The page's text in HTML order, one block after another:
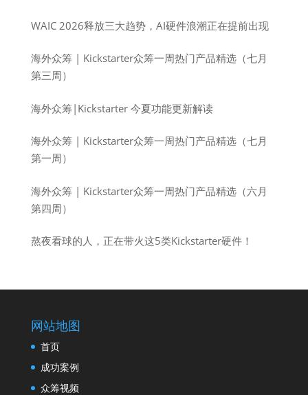
WAIC 2026释放三大趋势，AI硬件浪潮正在提前出现
海外众筹 | Kickstarter众筹一周热门产品精选（七月
第三周）
海外众筹|Kickstarter 今夏功能更新解读
海外众筹 | Kickstarter众筹一周热门产品精选（七月
第一周）
海外众筹 | Kickstarter众筹一周热门产品精选（六月
第四周）
熬夜看球的人，正在带火这5类Kickstarter硬件！
网站地图
首页
成功案例
众筹视频